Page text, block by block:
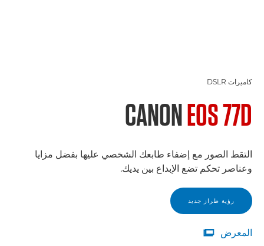
كاميرات DSLR
CANONEOS 77D
التقط الصور مع إضفاء طابعك الشخصي عليها بفضل مزايا
وعناصر تحكم تضع الإبداع بين يديك.
رؤية طراز جديد
المعرض
المعرض
